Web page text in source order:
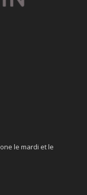
le mardi et le